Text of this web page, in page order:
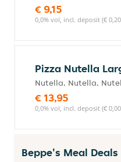
€ 9,15
0,0% vol, incl. deposit (€
Pizza Nutella
Nutella, Nutella,
€ 13,95
0,0% vol, incl. deposit (€
Beppe's Meal Deals